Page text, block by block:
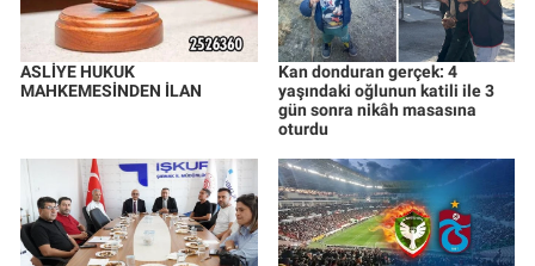
ASLİYE HUKUK
MAHKEMESİNDEN İLAN
Kan donduran gerçek: 4
yaşındaki oğlunun katili ile 3
gün sonra nikâh masasına
oturdu